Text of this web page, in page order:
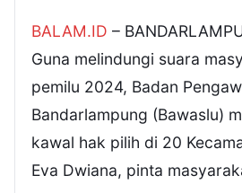
BALAM.ID –
Guna melindungi suara
pemilu 2024, Badan
Bandarlampung (Bawaslu)
kawal hak pilih di 20
Eva Dwiana, pinta